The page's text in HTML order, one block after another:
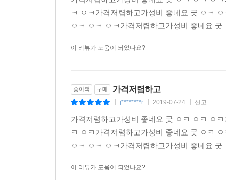
ㅋ ㅇㅋ가격저렴하고가성비 좋네요 굿 ㅇㅋ
ㅇㅋ ㅇㅋ ㅇㅋ가격저렴하고가성비 좋네요
이 리뷰가 도움이 되었나요?
종이책 구매 가격저렴하고
j********r 2019-07-24 신고
가격저렴하고가성비 좋네요 굿 ㅇㅋ ㅇㅋ ㅇ
ㅋ ㅇㅋ가격저렴하고가성비 좋네요 굿 ㅇㅋ
ㅇㅋ ㅇㅋ ㅇㅋ가격저렴하고가성비 좋네요
이 리뷰가 도움이 되었나요?